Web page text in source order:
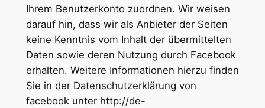
Ihrem Benutzerkonto zuordnen. Wir weisen
darauf hin, dass wir als Anbieter der Seiten
keine Kenntnis vom Inhalt der übermittelten
Daten sowie deren Nutzung durch Facebook
erhalten. Weitere Informationen hierzu finden
Sie in der Datenschutzerklärung von
facebook unter http://de-